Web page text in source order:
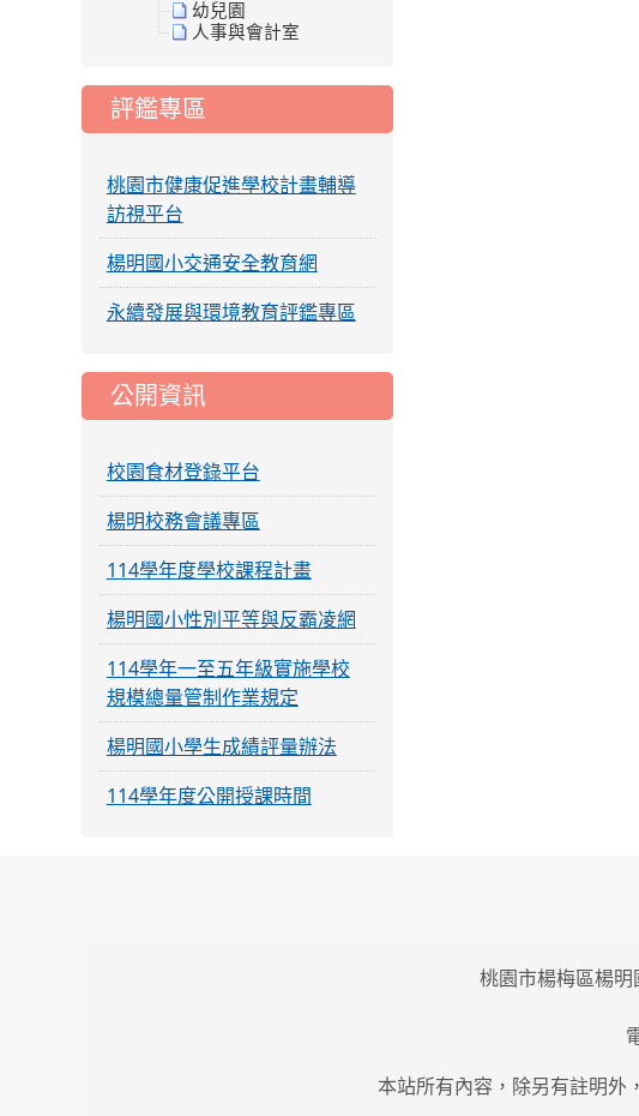
幼兒園
人事與會計室
評鑑專區
桃園市健康促進學校計畫輔導
訪視平台
楊明國小交通安全教育網
永續發展與環境教育評鑑專區
公開資訊
校園食材登錄平台
楊明校務會議專區
114學年度學校課程計畫
楊明國小性別平等與反霸凌網
114學年一至五年級實施學校
規模總量管制作業規定
楊明國小學生成績評量辦法
114學年度公開授課時間
桃園市楊梅區楊
本站所有內容，除另有註明外